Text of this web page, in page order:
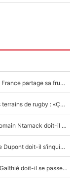
Mis de côté par Fabien Galthié, un joueur du XV de France partage sa frustration : «ils ne me l’ont pas dit tout de suite»
La raison d'être de Matthieu Jalibert en dehors des terrains de rugby : «Ça m'atteint autant que si tu touches à un membre de ma famille»
XV de France - Matthieu Jalibert a tout changé : Romain Ntamack doit-il s’inquiéter pour sa place à un an de la Coupe du monde ?
«Le XV de France est meilleur avec Lucu» : Antoine Dupont doit-il s’inquiéter pour sa place ?
Le XV de France a trouvé son remplaçant : Fabien Galthié doit-il se passer d'Antoine Dupont ?